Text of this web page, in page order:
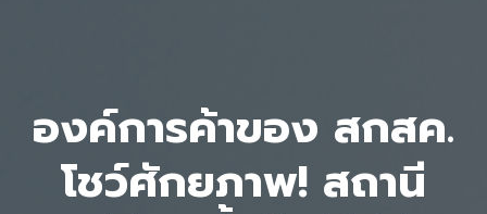
องค์การค้าของ สกสค.
โชว์ศักยภาพ! สถานี